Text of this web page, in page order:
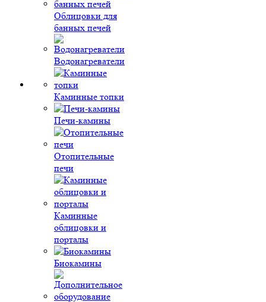
Облицовки для
банных печей
Водонагреватели
Каминные топки
Печи-камины
Отопительные
печи
Каминные
облицовки и
порталы
Биокамины